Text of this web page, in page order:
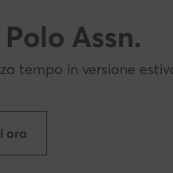
Polo Assn.
tempo in versione
ora